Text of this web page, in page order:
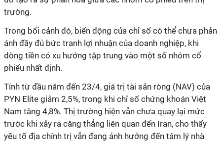
trường.
Trong bối cảnh đó, biến động của chỉ số có thể chưa phản
ánh đầy đủ bức tranh lợi nhuận của doanh nghiệp, khi
dòng tiền có xu hướng tập trung vào một số nhóm cổ
phiếu nhất định.
Tính từ đầu năm đến 23/4, giá trị tài sản ròng (NAV) của
PYN Elite giảm 2,5%, trong khi chỉ số chứng khoán Việt
Nam tăng 4,8%. Thị trường hiện vẫn chưa quay lại mức
trước khi xảy ra căng thẳng liên quan đến Iran, cho thấy
yếu tố địa chính trị vẫn đang ảnh hưởng đến tâm lý nhà